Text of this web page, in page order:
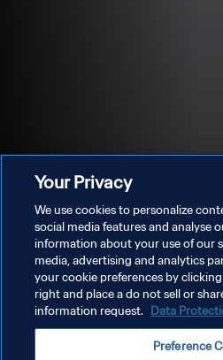
POLÍTICA DE PRIVACIDADE
TERMOS DE SERVIÇO
ADMINISTRAR AS PREFERÊNCIAS DE
Copyright © 1994-2026 FIFA. Todos os direitos
Your Privacy
We use cookies to personalize
social media features and analyse
information about your use of our
media, advertising and analytics
your cookie preferences by
right and place a do not sell or
information request. Data
Preference